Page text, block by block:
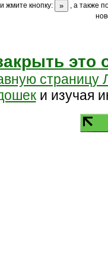
и жмите кнопку:
, а также
это
страницу
и изучая